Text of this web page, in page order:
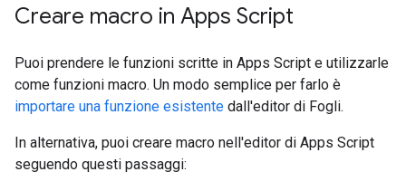
Creare macro in Apps Script
Puoi prendere le funzioni scritte in Apps Script e utilizzarle
come funzioni macro. Un modo semplice per farlo è
importare una funzione esistente dall'editor di Fogli.
In alternativa, puoi creare macro nell'editor di Apps Script
seguendo questi passaggi: